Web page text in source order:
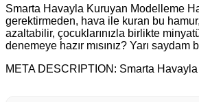
Smarta Havayla Kuruyan Modelleme
gerektirmeden, hava ile kuran bu
azaltabilir, çocuklarınızla birlikte
denemeye hazır mısınız? Yarı
META DESCRIPTION: Smarta Havayla